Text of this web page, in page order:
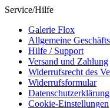
Service/Hilfe
Galerie Flox
Allgemeine
Hilfe / Support
Versand und Zahlung
Widerrufsrecht des
Widerrufsformular
Datenschutzerklärung
Cookie-Einstellungen